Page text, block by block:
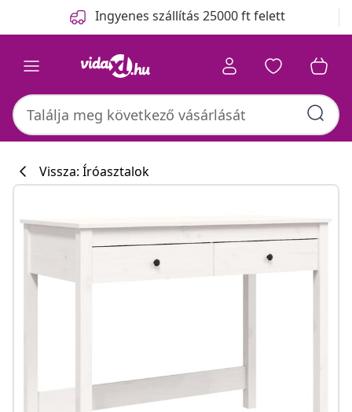
Ingyenes szállítás 25000 ft felett
Vissza: Íróasztalok